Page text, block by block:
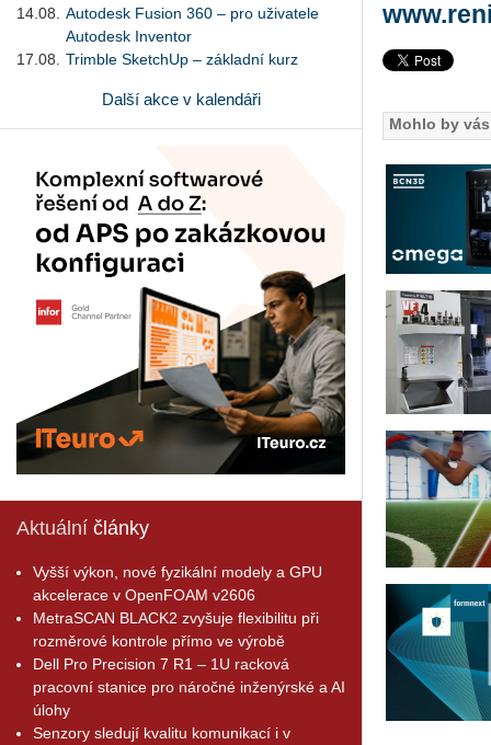
14.08.
Autodesk Fusion 360 – pro uživatele
Autodesk Inventor
17.08.
Trimble SketchUp – základní kurz
Další akce v kalendáři
Aktuální články
Vyšší výkon, nové fyzikální modely a GPU
akcelerace v OpenFOAM v2606
MetraSCAN BLACK2 zvyšuje flexibilitu při
rozměrové kontrole přímo ve výrobě
Dell Pro Precision 7 R1 – 1U racková
pracovní stanice pro náročné inženýrské a AI
úlohy
Senzory sledují kvalitu komunikací i v
Mohlo by